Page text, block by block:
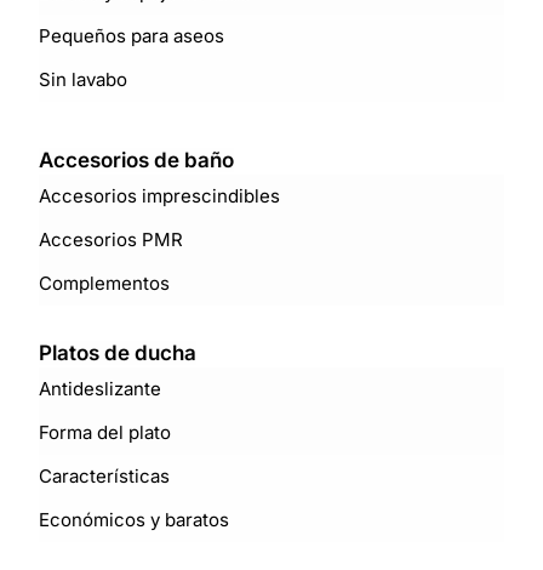
Pequeños para aseos
Sin lavabo
Accesorios de baño
Accesorios imprescindibles
Accesorios PMR
Complementos
Platos de ducha
Antideslizante
Forma del plato
Características
Económicos y baratos